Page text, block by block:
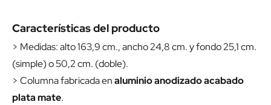
Características del producto
> Medidas: alto 163,9 cm., ancho 24,8 cm. y fondo 25,1 cm.
(simple) o 50,2 cm. (doble).
> Columna fabricada enaluminio anodizado acabado
plata mate.